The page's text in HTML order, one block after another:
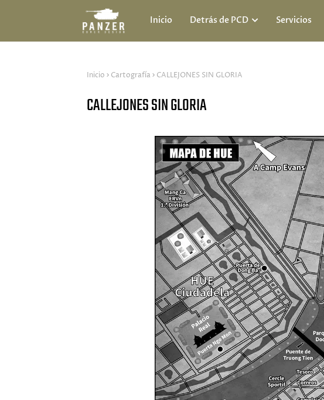
Inicio Detrás de PCD Servicios
Inicio Cartografía CALLEJONES SIN GLORIA
CALLEJONES SIN GLORIA